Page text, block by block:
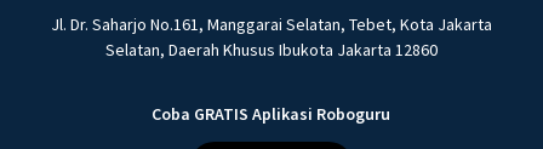
Jl. Dr. Saharjo No.161, Manggarai Selatan, Tebet, Kota Jakarta
Selatan, Daerah Khusus Ibukota Jakarta 12860
Coba GRATIS Aplikasi Roboguru